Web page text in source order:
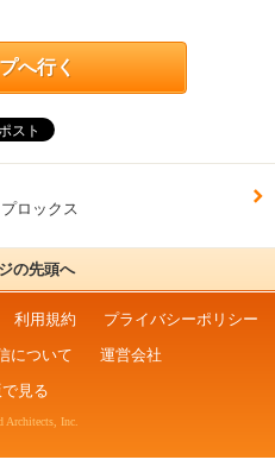
へ行く
ロックス
の先頭へ
利用規約
プライバシーポリシー
について
運営会社
見る
Inc.